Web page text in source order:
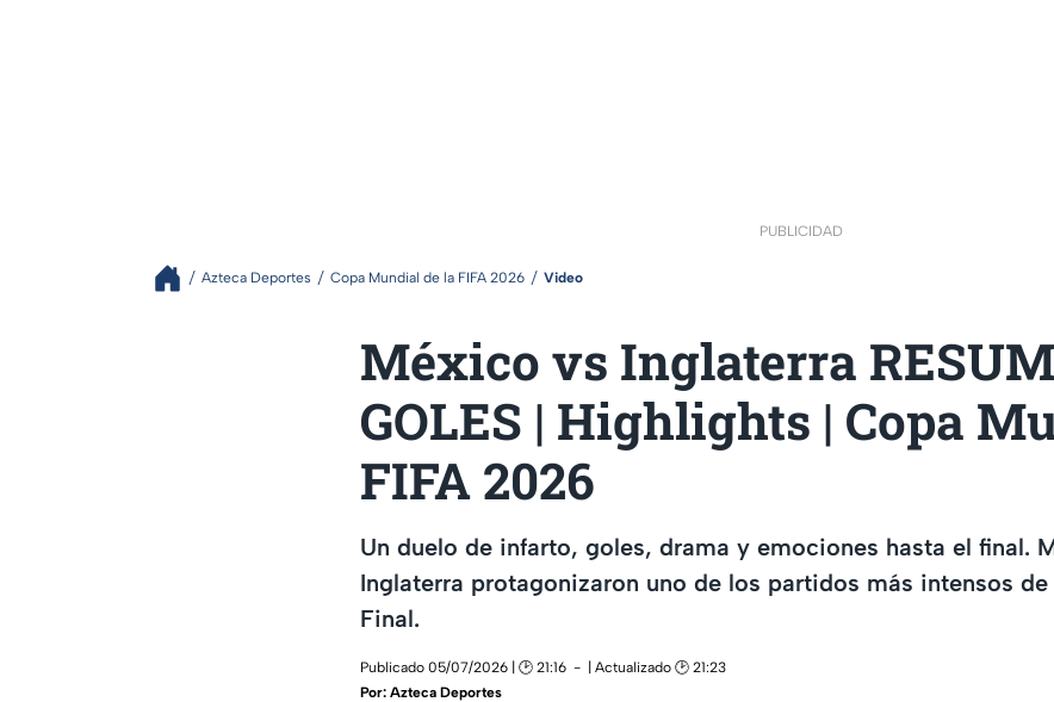
PUBLICIDAD
Azteca Deportes Copa Mundial de la FIFA 2026 Video
México vs Inglaterra
GOLES | Highlights | Copa
FIFA 2026
Un duelo de infarto, goles, drama y emociones hasta el final.
Inglaterra protagonizaron uno de los partidos más intensos
Final.
Publicado 05/07/2026 | 🕑 21:16
| Actualizado 🕑 21:23
Por: Azteca Deportes